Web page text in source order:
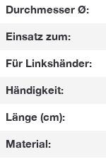
Durchmesser Ø:
Einsatz zum:
Für Linkshänder:
Händigkeit:
Länge (cm):
Material: